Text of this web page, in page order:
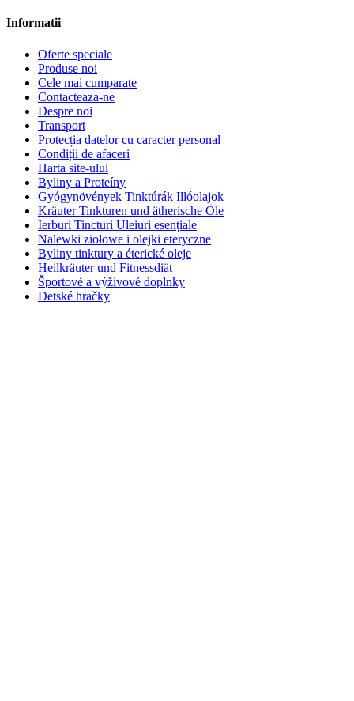
Informatii
Oferte speciale
Produse noi
Cele mai cumparate
Contacteaza-ne
Despre noi
Transport
Protecția datelor cu caracter personal
Condiții de afaceri
Harta site-ului
Byliny a Proteíny
Gyógynövények Tinktúrák Illóolajok
Kräuter Tinkturen und ätherische Öle
Ierburi Tincturi Uleiuri esențiale
Nalewki ziołowe i olejki eteryczne
Byliny tinktury a éterické oleje
Heilkräuter und Fitnessdiät
Športové a výživové doplnky
Detské hračky